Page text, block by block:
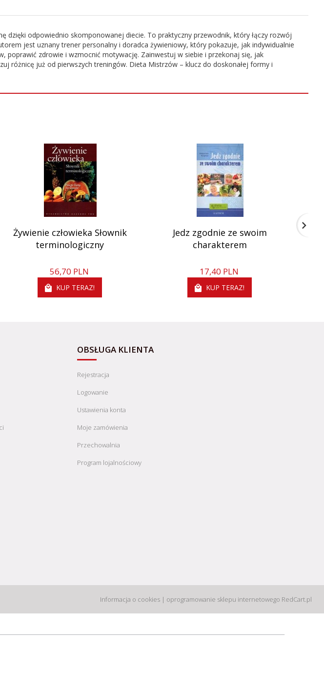
odpowiednio skomponowanej diecie. To praktyczny przewodnik, który łączy rozwój
jest uznany trener personalny i doradca żywieniowy, który pokazuje, jak indywidualnie
poprawić zdrowie i wzmocnić motywację. Zainwestuj w siebie i przekonaj się, jak
różnicę już od pierwszych treningów. Dieta Mistrzów – klucz do doskonałej formy i
Żywienie człowieka Słownik
terminologiczny
56,70 PLN
KUP TERAZ!
Jedz zgodnie ze swoim
charakterem
17,40 PLN
KUP TERAZ!
OBSŁUGA KLIENTA
Rejestracja
Logowanie
Ustawienia konta
Moje zamówienia
Przechowalnia
Program lojalnościowy
Informacja o cookies| oprogramowanie sklepu internetowego RedCart.pl